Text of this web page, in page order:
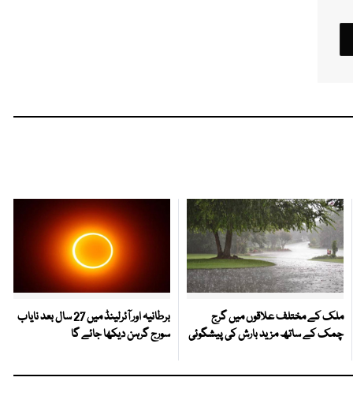
ملک کے مختلف علاقوں میں گرج
چمک کے ساتھ مزید بارش کی پیشگوئی
برطانیہ اور آئرلینڈ میں 27 سال بعد نایاب
سورج گرہن دیکھا جائے گا